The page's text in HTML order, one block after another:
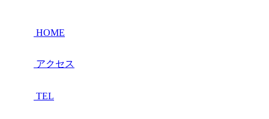
HOME
アクセス
TEL